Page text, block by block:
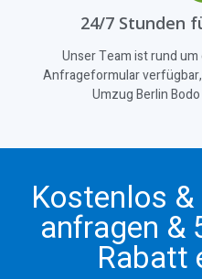
24/7 Stunden
Unser Team ist rund
Anfrageformular
Umzug Berlin
Kostenlos
anfragen &
Rabatt